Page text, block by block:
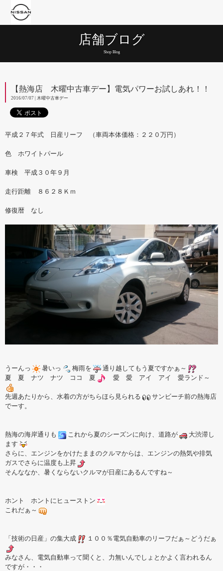
店舗ブログ
Shop Blog
【熱海店 木曜中古車デー】電気パワーお試しあれ！！
2016/07/07 | 木曜中古車デー
平成２７年式 日産リーフ （車両本体価格：２２０万円）
色 ホワイトパール
車検 平成３０年９月
走行距離 ８６２８Ｋｍ
修復暦 なし
うーんっ 暑いっ 梅雨を
通り越してもう夏ですかぁ～
夏 夏 ナツ ナツ ココ 夏
愛 愛 アイ アイ 愛ランド～
先週あたりから、水着の方がちらほら見られる
サンビーチ前の熱海店
でーす。
熱海の海岸通りも これから夏のシーズンに向け、道路が
大渋滞し
ます
さらに、エンジンをかけたままのクルマからは、エンジンの熱気や排気
ガスでさらに温度も上昇
そんななか、暑くならないクルマが日産にあるんですね～
ホント ホントにヒューストン
これだぁ～
「技術の日産」の集大成 １００％電気自動車のリーフだぁ～どうだぁ
みなさん、電気自動車って聞くと、力無いんでしょとかよく言われるん
ですが・・・